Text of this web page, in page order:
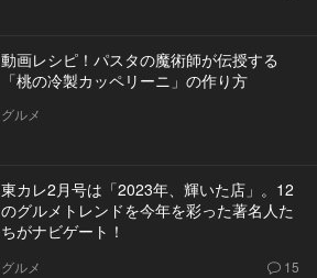
動画レシピ！パスタの魔術師が伝授する
「桃の冷製カッペリーニ」の作り方
グルメ
東カレ2月号は「2023年、輝いた店」。12
のグルメトレンドを今年を彩った著名人た
ちがナビゲート！
グルメ 15